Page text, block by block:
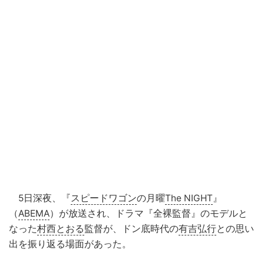
5日深夜、『スピードワゴンの月曜The NIGHT 』
（ABEMA）が放送され、ドラマ『全裸監督』のモデルと
なった村西とおる監督が、ドン底時代の有吉弘行との思い
出を振り返る場面があった。